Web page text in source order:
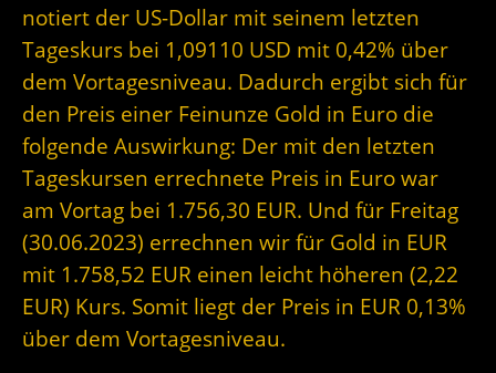
notiert der US-Dollar mit seinem letzten
Tageskurs bei 1,09110 USD mit 0,42% über
dem Vortagesniveau. Dadurch ergibt sich für
den Preis einer Feinunze Gold in Euro die
folgende Auswirkung: Der mit den letzten
Tageskursen errechnete Preis in Euro war
am Vortag bei 1.756,30 EUR. Und für Freitag
(30.06.2023) errechnen wir für Gold in EUR
mit 1.758,52 EUR einen leicht höheren (2,22
EUR) Kurs. Somit liegt der Preis in EUR 0,13%
über dem Vortagesniveau.